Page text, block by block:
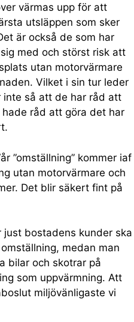
värmas upp för att
utsläppen som sker
är också de som har
med och störst risk att
utan motorvärmare
Vilket i sin tur leder
inte så att de har råd att
råd att göra det har
”omställning” kommer iaf
utan motorvärmare och
Det blir säkert fint på
bostadens kunder ska
medan man
bilar och skotrar på
som uppvärmning. Att
miljövänligaste vi